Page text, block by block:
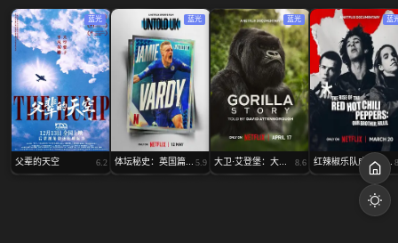
历久弥新。 八十多年前，内忧外患的中国狼烟四起，北平已放不下一张书
桌。 具有民族担当的中国共产党人组织北平学生抗日救亡。参加学运的骨干
后来成为八路军知识分子团的骨干力量，为开辟平北抗日根据地血染长城内
外。 平北抗日根据地处于华北抗战最前沿,对平西抗日根据地起了“挡箭牌”的
作用；并成为冀东抗日根据地的交通站及战略依托点，牵制、抗击了大量华北日
伪军，对晋察冀乃至华北抗战的胜利都具有重要影响。 该片讲述1938年至
1945年间，八路军3次挺进平北，以及八路军中唯一的知识分子团----晋察冀挺进
军第十团，以极大的牺牲与艰苦抗争开辟平北抗日根据地的故事。影片以主人公
白乙化为代表的一二九学运骨干和以段苏权为代表工农红军，在民族危亡的时刻
挺身而出，胸怀民族大义和家国担当，高举青春战旗，深入敌人的心脏虎口拔
牙，依据党的建设、武装斗争、统一战线三大法宝，在平北建立基层人民政权、
蓝光
父辈的天空 6.2
蓝光
体坛秘史：英国篇... 5.9
蓝光
大卫·艾登堡：大... 8.6
蓝
红辣椒乐队成名路...